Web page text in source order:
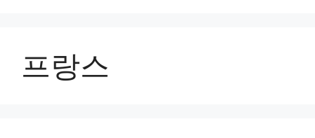
프랑스